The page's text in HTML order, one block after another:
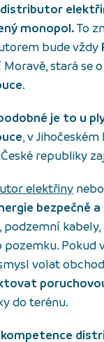
distributor
monopol.To
bude vždy
Moravě, stará se
.
je to u
, v
republiky
elektřiny
bezpečně
, podzemní
pozemku. Pokud
volat
do terénu.
kompetence